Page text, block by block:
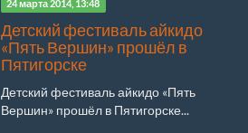
24 марта 2014, 13:48
Детский фестиваль айкидо
«Пять Вершин» прошёл в
Пятигорске
Детский фестиваль айкидо «Пять
Вершин» прошёл в Пятигорске...